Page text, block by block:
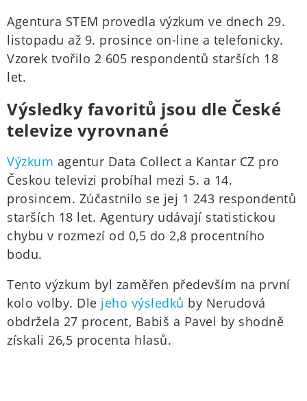
Agentura STEM provedla výzkum ve dnech 29.
listopadu až 9. prosince on-line a telefonicky.
Vzorek tvořilo 2 605 respondentů starších 18
let.
Výsledky favoritů jsou dle České
televize vyrovnané
Výzkum agentur Data Collect a Kantar CZ pro
Českou televizi probíhal mezi 5. a 14.
prosincem. Zúčastnilo se jej 1 243 respondentů
starších 18 let. Agentury udávají statistickou
chybu v rozmezí od 0,5 do 2,8 procentního
bodu.
Tento výzkum byl zaměřen především na první
kolo volby. Dle jeho výsledků by Nerudová
obdržela 27 procent, Babiš a Pavel by shodně
získali 26,5 procenta hlasů.